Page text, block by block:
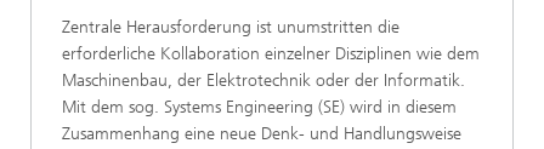
Zentrale Herausforderung ist unumstritten die
erforderliche Kollaboration einzelner Disziplinen wie dem
Maschinenbau, der Elektrotechnik oder der Informatik.
Mit dem sog. Systems Engineering (SE) wird in diesem
Zusammenhang eine neue Denk- und Handlungsweise